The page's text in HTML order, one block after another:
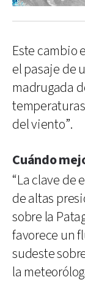
Este cambio
el pasaje de
madrugada
del viento”.
Cuándo
“La clave de
de altas
sobre la
favorece un
sudeste
la